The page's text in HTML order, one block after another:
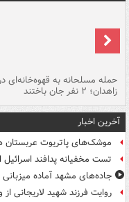
حمله مسلحانه به قهوه‌خانه‌ای
زاهدان؛ ۲ نفر جان باختند
آخرین اخبار
موشک‌های پاتریوت عربستان
تست مخفیانه پدافند اسرائیل
جاده‌های مشهد آماده میزبانی
روایت فرزند شهید لاریجانی